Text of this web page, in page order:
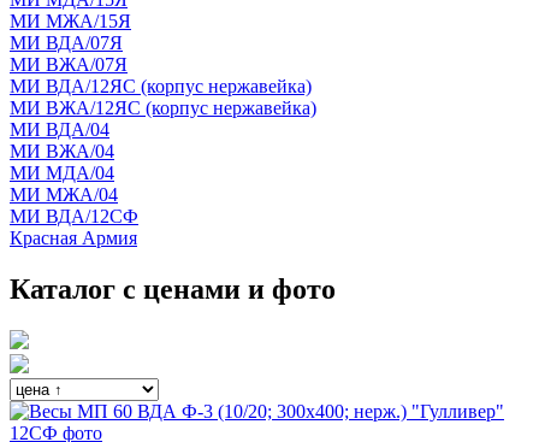
МИ МЖА/15Я
МИ ВДА/07Я
МИ ВЖА/07Я
МИ ВДА/12ЯС (корпус нержавейка)
МИ ВЖА/12ЯС (корпус нержавейка)
МИ ВДА/04
МИ ВЖА/04
МИ МДА/04
МИ МЖА/04
МИ ВДА/12СФ
Красная Армия
Каталог с ценами и фото